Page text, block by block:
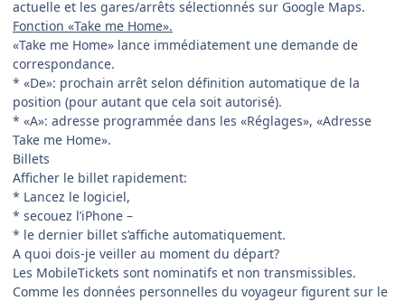
actuelle et les gares/arrêts sélectionnés sur Google Maps.
Fonction «Take me Home».
«Take me Home» lance immédiatement une demande de
correspondance.
* «De»: prochain arrêt selon définition automatique de la
position (pour autant que cela soit autorisé).
* «A»: adresse programmée dans les «Réglages», «Adresse
Take me Home».
Billets
Afficher le billet rapidement:
* Lancez le logiciel,
* secouez l’iPhone –
* le dernier billet s’affiche automatiquement.
A quoi dois-je veiller au moment du départ?
Les MobileTickets sont nominatifs et non transmissibles.
Comme les données personnelles du voyageur figurent sur le